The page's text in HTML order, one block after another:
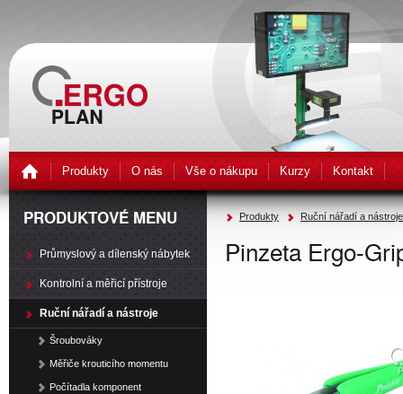
Produkty O nás Vše o nákupu Kurzy Kontakt
Produkty Ruční nářadí a nástroje
Pinzeta Ergo-
PRODUKTOVÉ MENU
Průmyslový a dílenský nábytek
Kontrolní a měřicí přístroje
Ruční nářadí a nástroje
Šroubováky
Měřiče krouticího momentu
Počítadla komponent